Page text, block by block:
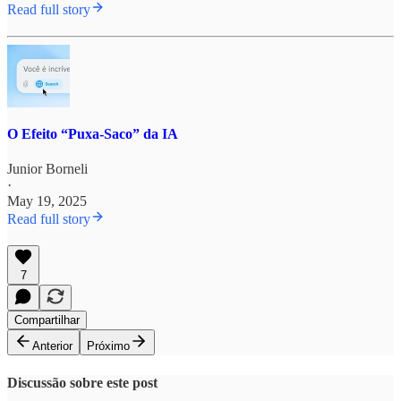
Read full story
O Efeito “Puxa-Saco” da IA
Junior Borneli
·
May 19, 2025
Read full story
7
Compartilhar
Anterior
Próximo
Discussão sobre este post